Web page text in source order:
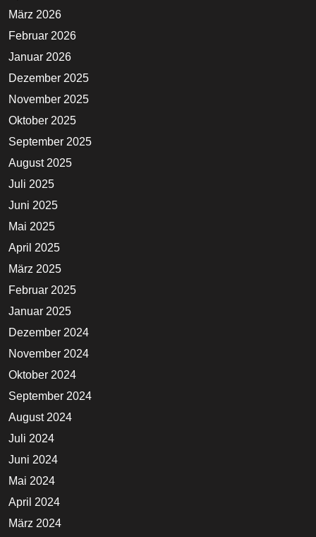
März 2026
Februar 2026
Januar 2026
Dezember 2025
November 2025
Oktober 2025
September 2025
August 2025
Juli 2025
Juni 2025
Mai 2025
April 2025
März 2025
Februar 2025
Januar 2025
Dezember 2024
November 2024
Oktober 2024
September 2024
August 2024
Juli 2024
Juni 2024
Mai 2024
April 2024
März 2024